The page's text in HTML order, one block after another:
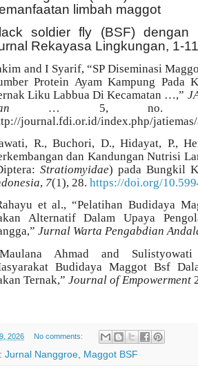
limbah maggot
soldier fly (BSF) dengan
Rekayasa Lingkungan, 1-
and I Syarif, “SP Diseminasi
Protein Ayam Kampung Pada
Liku Labbua Di Kecamatan …,”
… 5, no. 3
journal.fdi.or.id/index.php/
R., Buchori, D., Hidayat, P.,
dan Kandungan Nutrisi
Stratiomyidae) pada Bungkil
, 7(1), 28. https://doi.org/
et al., “Pelatihan Budidaya
Alternatif Dalam Upaya
Jurnal Warta Pengabdian
Ahmad and Sulistyowati
Budidaya Maggot Bsf
Ternak,” Journal of Empowerment
2026 No comments:
Jurnal Nanggroe, Maggot BSF